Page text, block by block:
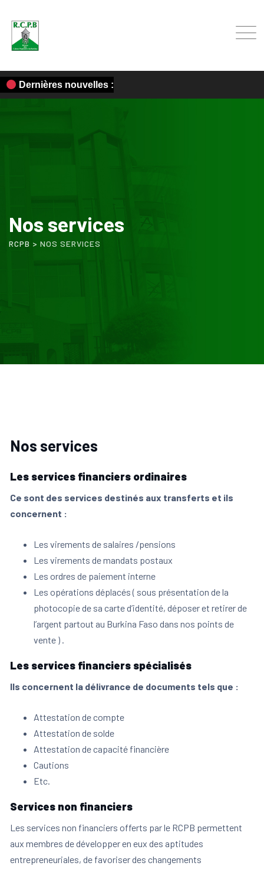
Dernières nouvelles :
Nos services
RCPB > NOS SERVICES
Nos services
Les services financiers ordinaires
Ce sont des services destinés aux transferts et ils
concernent :
Les virements de salaires /pensions
Les virements de mandats postaux
Les ordres de paiement interne
Les opérations déplacés ( sous présentation de la
photocopie de sa carte d’identité, déposer et retirer de
l’argent partout au Burkina Faso dans nos points de
vente ) .
Les services financiers spécialisés
Ils concernent la délivrance de documents tels que :
Attestation de compte
Attestation de solde
Attestation de capacité financière
Cautions
Etc.
Services non financiers
Les services non financiers offerts par le RCPB permettent
aux membres de développer en eux des aptitudes
entrepreneuriales, de favoriser des changements